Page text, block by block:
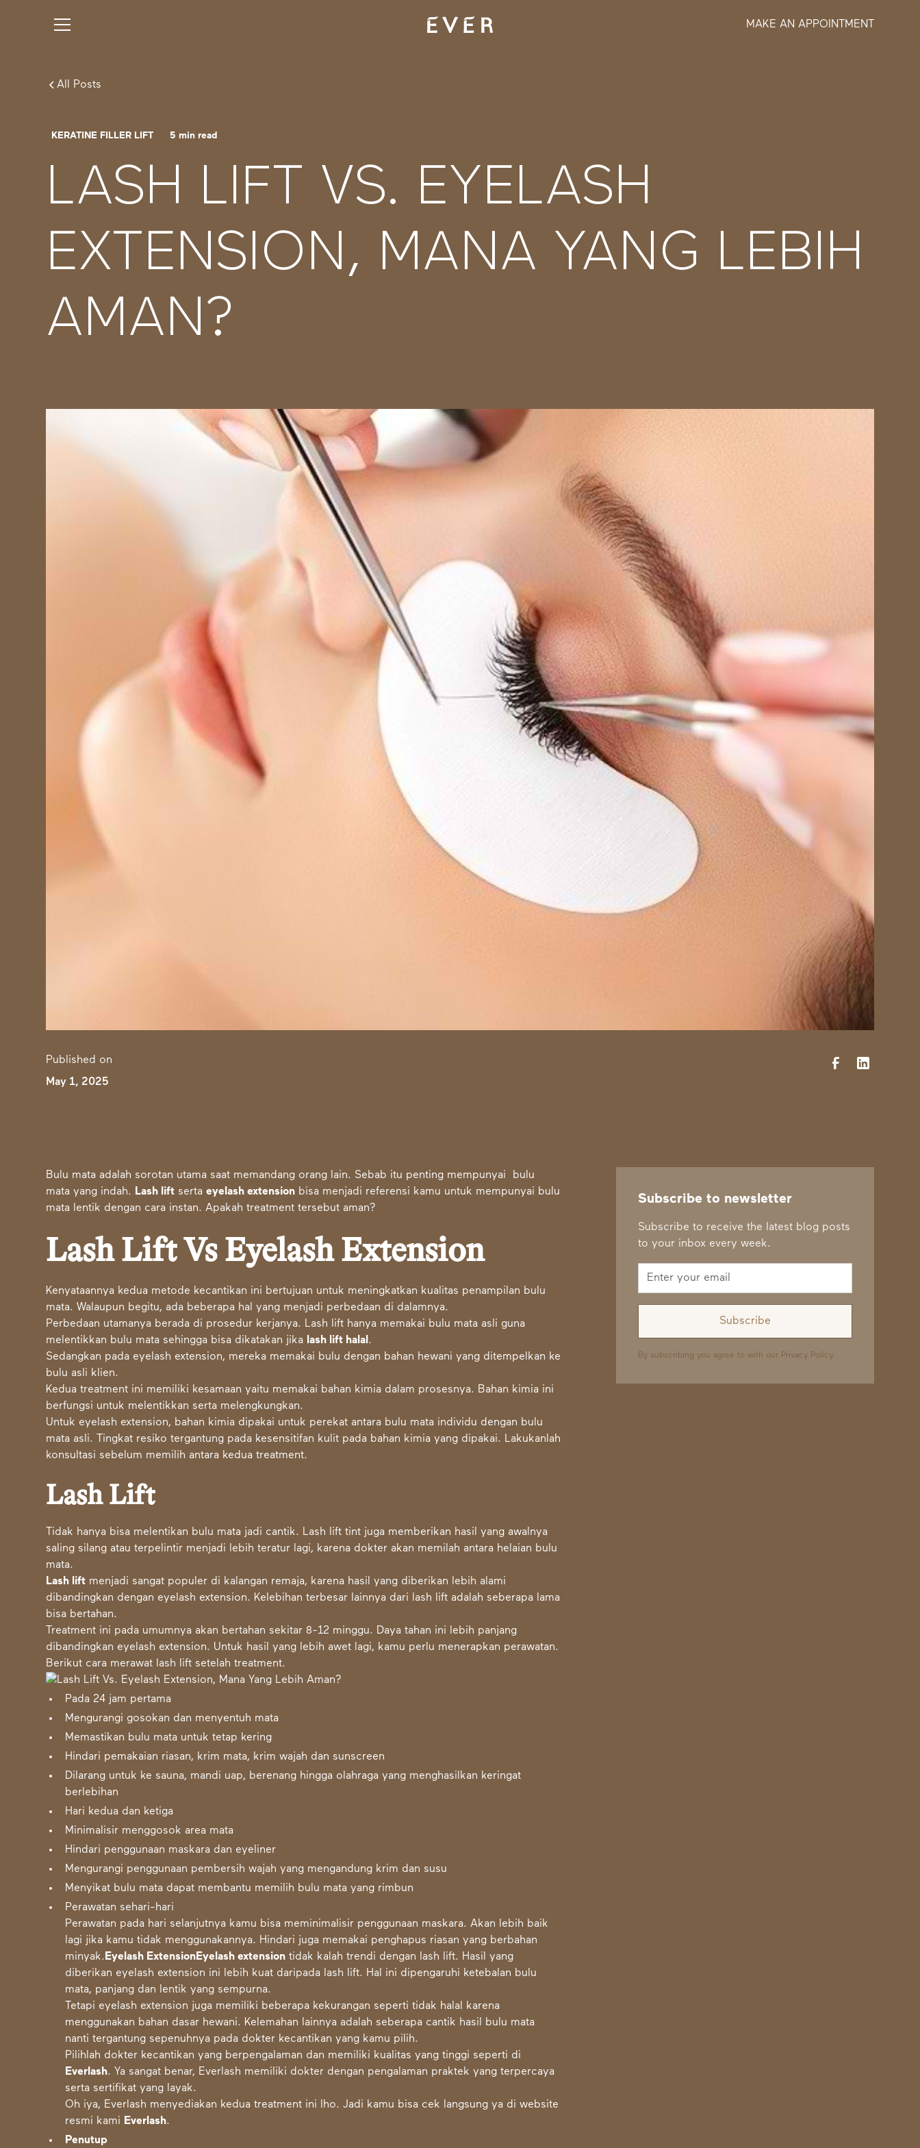
MAKE AN APPOINTMENT
All Posts
KERATINE FILLER LIFT 5 min read
LASH LIFT VS. EYELASH
EXTENSION, MANA YANG LEBIH
AMAN?
Published on
May 1, 2025
Bulu mata adalah sorotan utama saat memandang orang lain. Sebab itu penting mempunyai bulu
mata yang indah. Lash lift sertaeyelash extension bisa menjadi referensi kamu untuk mempunyai bulu
mata lentik dengan cara instan. Apakah treatment tersebut aman?
Lash Lift Vs Eyelash Extension
Kenyataannya kedua metode kecantikan ini bertujuan untuk meningkatkan kualitas penampilan bulu
mata. Walaupun begitu, ada beberapa hal yang menjadi perbedaan di dalamnya.
Perbedaan utamanya berada di prosedur kerjanya. Lash lift hanya memakai bulu mata asli guna
melentikkan bulu mata sehingga bisa dikatakan jika lash lift halal.
Sedangkan pada eyelash extension, mereka memakai bulu dengan bahan hewani yang ditempelkan ke
bulu asli klien.
Kedua treatment ini memiliki kesamaan yaitu memakai bahan kimia dalam prosesnya. Bahan kimia ini
berfungsi untuk melentikkan serta melengkungkan.
Untuk eyelash extension, bahan kimia dipakai untuk perekat antara bulu mata individu dengan bulu
mata asli. Tingkat resiko tergantung pada kesensitifan kulit pada bahan kimia yang dipakai. Lakukanlah
konsultasi sebelum memilih antara kedua treatment.
Lash Lift
Tidak hanya bisa melentikan bulu mata jadi cantik. Lash lift tint juga memberikan hasil yang awalnya
saling silang atau terpelintir menjadi lebih teratur lagi, karena dokter akan memilah antara helaian bulu
mata.
Lash lift menjadi sangat populer di kalangan remaja, karena hasil yang diberikan lebih alami
dibandingkan dengan eyelash extension. Kelebihan terbesar lainnya dari lash lift adalah seberapa lama
bisa bertahan.
Treatment ini pada umumnya akan bertahan sekitar 8-12 minggu. Daya tahan ini lebih panjang
dibandingkan eyelash extension. Untuk hasil yang lebih awet lagi, kamu perlu menerapkan perawatan.
Berikut cara merawat lash lift setelah treatment.
Pada 24 jam pertama
Mengurangi gosokan dan menyentuh mata
Memastikan bulu mata untuk tetap kering
Hindari pemakaian riasan, krim mata, krim wajah dan sunscreen
Dilarang untuk ke sauna, mandi uap, berenang hingga olahraga yang menghasilkan keringat
berlebihan
Hari kedua dan ketiga
Minimalisir menggosok area mata
Hindari penggunaan maskara dan eyeliner
Mengurangi penggunaan pembersih wajah yang mengandung krim dan susu
Menyikat bulu mata dapat membantu memilih bulu mata yang rimbun
Perawatan sehari-hari
Perawatan pada hari selanjutnya kamu bisa meminimalisir penggunaan maskara. Akan lebih baik
lagi jika kamu tidak menggunakannya. Hindari juga memakai penghapus riasan yang berbahan
minyak.Eyelash ExtensionEyelash extension tidak kalah trendi dengan lash lift. Hasil yang
diberikan eyelash extension ini lebih kuat daripada lash lift. Hal ini dipengaruhi ketebalan bulu
mata, panjang dan lentik yang sempurna.
Tetapi eyelash extension juga memiliki beberapa kekurangan seperti tidak halal karena
menggunakan bahan dasar hewani. Kelemahan lainnya adalah seberapa cantik hasil bulu mata
nanti tergantung sepenuhnya pada dokter kecantikan yang kamu pilih.
Pilihlah dokter kecantikan yang berpengalaman dan memiliki kualitas yang tinggi seperti di
Everlash. Ya sangat benar, Everlash memiliki dokter dengan pengalaman praktek yang terpercaya
serta sertifikat yang layak.
Oh iya, Everlash menyediakan kedua treatment ini lho. Jadi kamu bisa cek langsung ya di website
resmi kami Everlash.
Penutup
Subscribe to newsletter
Subscribe to receive the latest blog posts
to your inbox every week.
By subscribing you agree to with our Privacy Policy.